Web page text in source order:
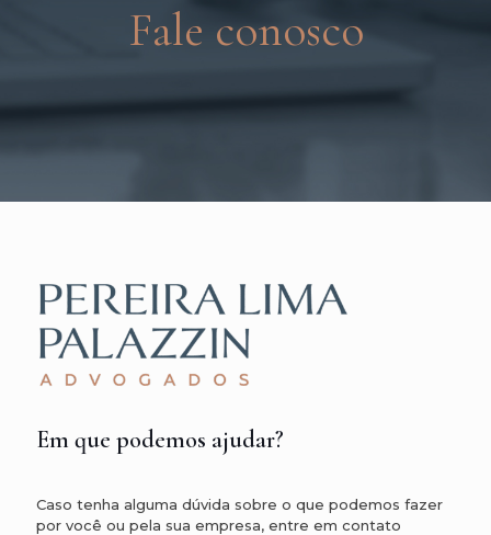
Fale conosco
Em que podemos ajudar?
Caso tenha alguma dúvida sobre o que podemos fazer
por você ou pela sua empresa, entre em contato